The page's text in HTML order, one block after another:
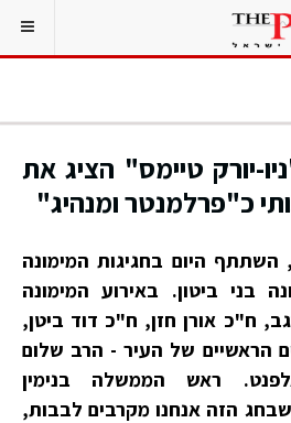
יורק טיימס" הציג את
כ"פרלמנטר ומנהיג"
השתתף היום בחגיגות המימונה
בני ביטון. באירוע המימונה
ח"כ אורן חזן, ח"כ דוד ביטן,
הראשיים של העיר - הרב שלום
ראש הממשלה בנימין
שבחג הזה אנחנו מקרבים לבבות,